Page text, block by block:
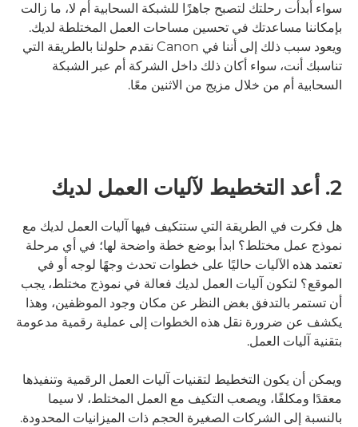
سواء أبدأت رحلتك لتصبح جاهزًا للشبكة السحابية أم لا، ما زالت
بإمكاننا مساعدتك في تحسين مساحات العمل المختلطة لديك.
ويعود سبب ذلك إلى أننا في Canon نقدم حلولنا بالطريقة التي
تناسبك أنت، سواء أكان ذلك داخل الشركة أم عبر الشبكة
السحابية أم من خلال مزيج من الاثنين معًا.
2. أعد التخطيط لآليات العمل لديك
هل فكرت في الطريقة التي ستتكيف فيها آليات العمل لديك مع
نموذج عمل مختلط؟ ابدأ بوضع خطة واضحة لها؛ في أي مرحلة
تعتمد هذه الآليات حاليًا على خطوات تحدث وجهًا لوجه أو في
الموقع؟ لتكون آليات العمل لديك فعالة في نموذج مختلط، يجب
أن تستمر بالتدفق بغض النظر عن مكان وجود الموظفين، وهذا
يكشف عن ضرورة نقل هذه الخطوات إلى عملية رقمية مدعومة
بتقنية آليات العمل.
ويمكن أن يكون التخطيط لتقنيات آليات العمل الرقمية وتنفيذها
معقدًا ومكلفًا، ويصعب التكيف مع العمل المختلط، لا سيما
بالنسبة إلى الشركات الصغيرة الحجم ذات الميزانيات المحدودة.